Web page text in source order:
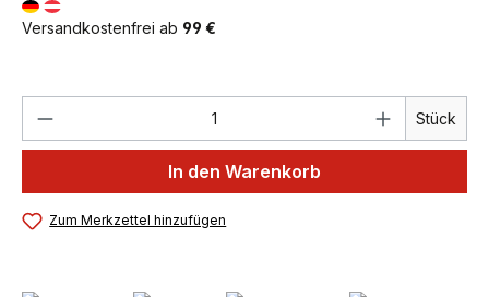
Versandkostenfrei ab 99 €
Produkt Anzahl: Gib den Stück
In den Warenkorb
Zum Merkzettel hinzufügen